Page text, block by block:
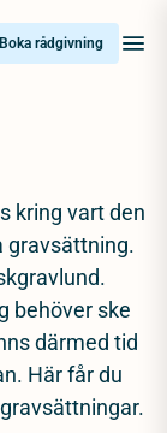
Boka rådgivning
kring vart den
gravsättning.
behöver ske
därmed tid
Här får du